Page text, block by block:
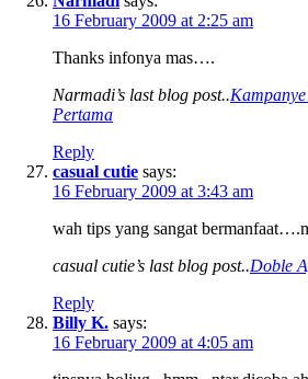
16 February 2009 at 2:25 am
Thanks infonya mas….
Narmadi’s last blog post..
Pertama
Reply
casual cutie says:
16 February 2009 at 3:43 am
wah tips yang sangat
casual cutie’s last blog post..Doble
Reply
Billy K. says:
16 February 2009 at 4:05 am